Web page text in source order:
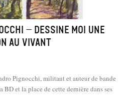
– Dessine moi une
au vivant
Pignocchi, militant et auteur de bande
BD et la place de cette dernière dans ses